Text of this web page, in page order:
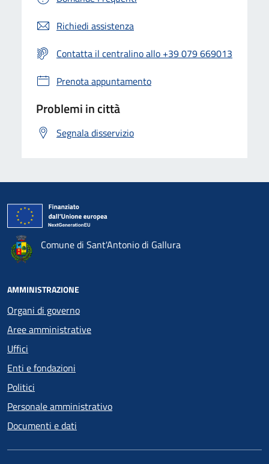
Richiedi assistenza
Contatta il centralino allo +39 079 669013
Prenota appuntamento
Problemi in città
Segnala disservizio
Comune di Sant'Antonio di Gallura
AMMINISTRAZIONE
Organi di governo
Aree amministrative
Uffici
Enti e fondazioni
Politici
Personale amministrativo
Documenti e dati